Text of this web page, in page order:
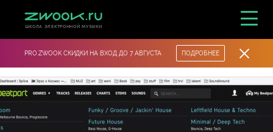
ШКОЛА ЭЛЕКТРОННОЙ МУЗЫКИ
PRO.ZWOOK СКИДКИ НА ВХОД ДО 7 АВГУСТА ПОДРОБНЕЕ